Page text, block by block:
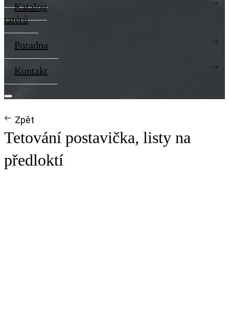
Katalog
tatérů
Poradna
Kontakt
Zpět
Tetování postavička, listy na
předloktí